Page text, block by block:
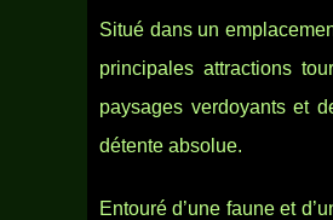
Situé dans un
principales attractions
paysages verdoyants et
détente absolue.
Entouré d’une faune et